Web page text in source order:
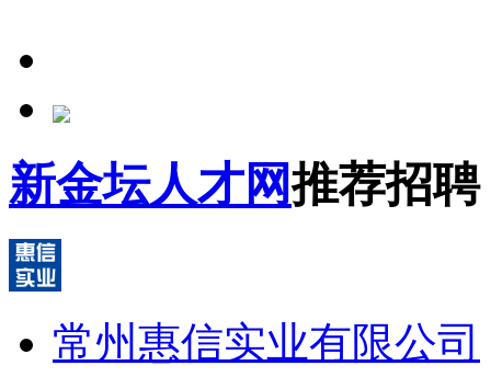
新金坛人才网推荐招聘
常州惠信实业有限公司